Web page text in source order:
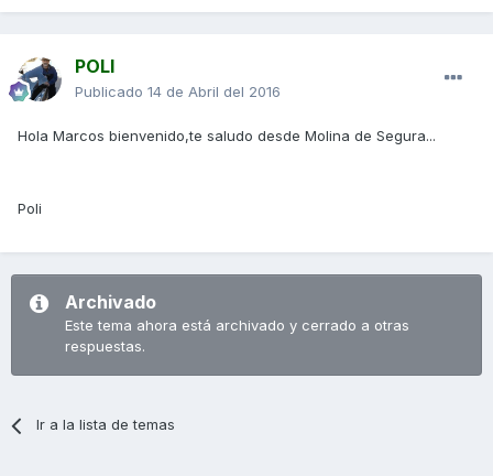
POLI
Publicado 14 de Abril del 2016
Hola Marcos bienvenido,te saludo desde Molina de Segura...
Poli
Archivado
Este tema ahora está archivado y cerrado a otras
respuestas.
Ir a la lista de temas